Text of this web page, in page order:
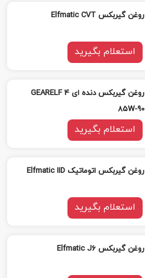
روغن گیربکس Elfmatic CVT
استعلام بگیرید
روغن گیربکس دنده ای GEARELF 4
85W-90
استعلام بگیرید
روغن گیربکس اتوماتیک Elfmatic IID
استعلام بگیرید
روغن گیربکس Elfmatic J6